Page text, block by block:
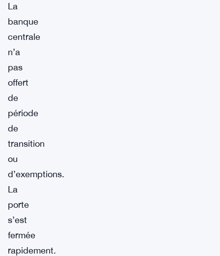
La
banque
centrale
n’a
pas
offert
de
période
de
transition
ou
d’exemptions.
La
porte
s’est
fermée
rapidement.